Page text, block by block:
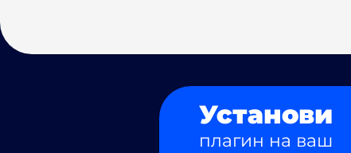
Установи
плагин на ваш